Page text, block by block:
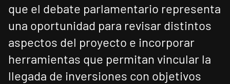
que el debate parlamentario representa
una oportunidad para revisar distintos
aspectos del proyecto e incorporar
herramientas que permitan vincular la
llegada de inversiones con objetivos